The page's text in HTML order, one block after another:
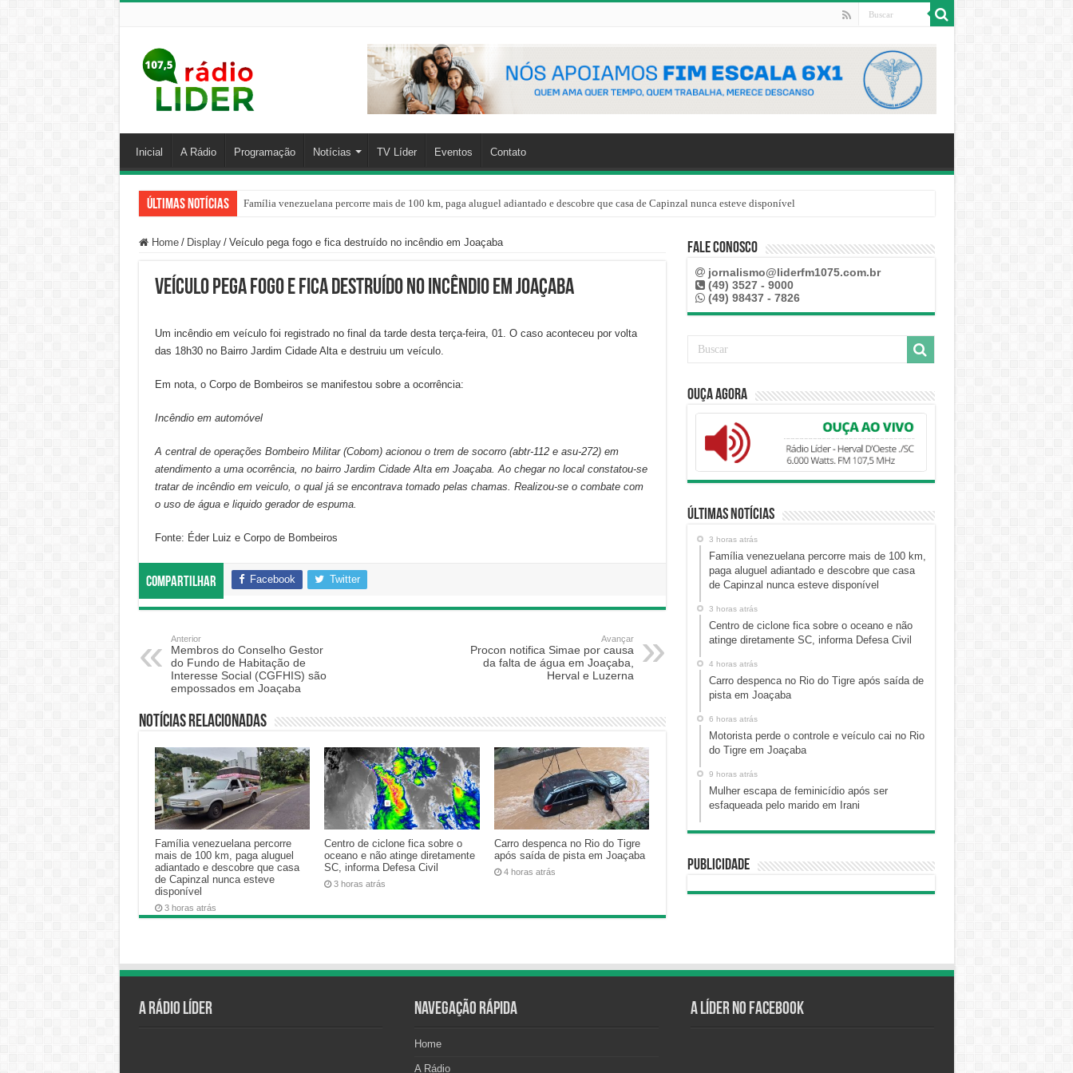
Inicial A Rádio Programação Notícias TV Líder Eventos Contato
Últimas Notícias Família venezuelana percorre mais de 100 km, paga aluguel adiantado e descobre que casa de Capinzal nunca esteve disponível
Home / Display / Veículo pega fogo e fica destruído no incêndio em Joaçaba
Veículo pega fogo e fica destruído no incêndio em Joaçaba
Um incêndio em veículo foi registrado no final da tarde desta terça-feira, 01. O caso aconteceu por volta
das 18h30 no Bairro Jardim Cidade Alta e destruiu um veículo.
Em nota, o Corpo de Bombeiros se manifestou sobre a ocorrência:
Incêndio em automóvel
A central de operações Bombeiro Militar (Cobom) acionou o trem de socorro (abtr-112 e asu-272) em
atendimento a uma ocorrência, no bairro Jardim Cidade Alta em Joaçaba. Ao chegar no local constatou-se
tratar de incêndio em veiculo, o qual já se encontrava tomado pelas chamas. Realizou-se o combate com
o uso de água e liquido gerador de espuma.
Fonte: Éder Luiz e Corpo de Bombeiros
Compartilhar Facebook Twitter
Anterior
Membros do Conselho Gestor
do Fundo de Habitação de
Interesse Social (CGFHIS) são
empossados em Joaçaba
Avançar
Procon notifica Simae por causa
da falta de água em Joaçaba,
Herval e Luzerna
Notícias relacionadas
Família venezuelana percorre
mais de 100 km, paga aluguel
adiantado e descobre que casa
de Capinzal nunca esteve
disponível
3 horas atrás
Centro de ciclone fica sobre o
oceano e não atinge diretamente
SC, informa Defesa Civil
3 horas atrás
Carro despenca no Rio do Tigre
após saída de pista em Joaçaba
4 horas atrás
Fale Conosco
jornalismo@liderfm1075.com.br
(49) 3527 - 9000
(49) 98437 - 7826
Ouça Agora
Últimas Notícias
3 horas atrás
Família venezuelana percorre mais de 100 km,
paga aluguel adiantado e descobre que casa
de Capinzal nunca esteve disponível
3 horas atrás
Centro de ciclone fica sobre o oceano e não
atinge diretamente SC, informa Defesa Civil
4 horas atrás
Carro despenca no Rio do Tigre após saída de
pista em Joaçaba
6 horas atrás
Motorista perde o controle e veículo cai no Rio
do Tigre em Joaçaba
9 horas atrás
Mulher escapa de feminicídio após ser
esfaqueada pelo marido em Irani
Publicidade
A Rádio Líder Navegação Rápida
Home
A Rádio
A Líder no Facebook